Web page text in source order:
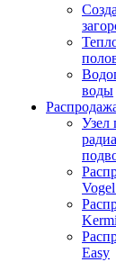
воды
Узел
Kermi
Easy